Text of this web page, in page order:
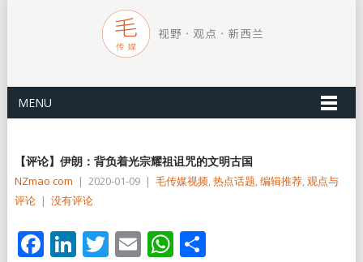
MENU
【评论】伊朗：背负着光宗耀祖诅咒的文明古国
NZmao com | 2020-01-09 | 毛传媒视频,热点话题,编辑推荐,观点与
评论 | 没有评论
Facebook
LinkedIn
Twitter
EmailWhatsApp
分